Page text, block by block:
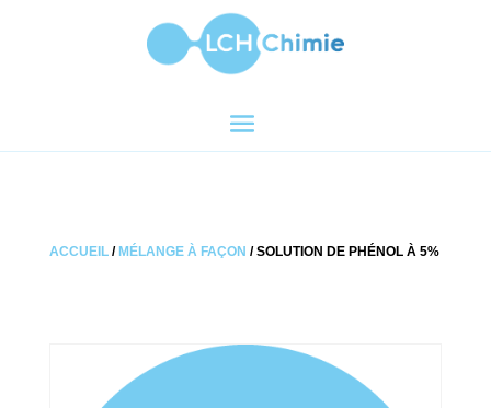
ACCUEIL/ MÉLANGE À FAÇON / SOLUTION DE PHÉNOL À 5%